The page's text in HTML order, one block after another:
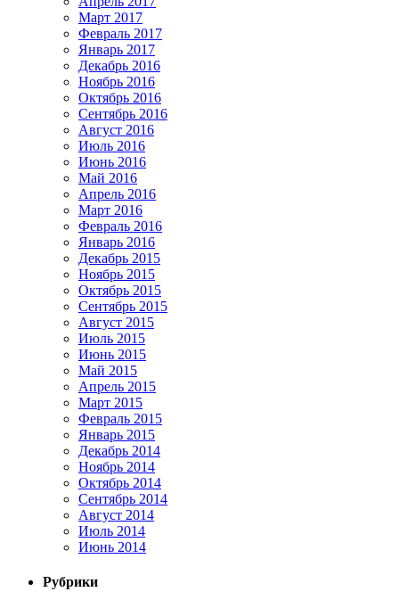
Март 2017
Февраль 2017
Январь 2017
Декабрь 2016
Ноябрь 2016
Октябрь 2016
Сентябрь 2016
Август 2016
Июль 2016
Июнь 2016
Май 2016
Апрель 2016
Март 2016
Февраль 2016
Январь 2016
Декабрь 2015
Ноябрь 2015
Октябрь 2015
Сентябрь 2015
Август 2015
Июль 2015
Июнь 2015
Май 2015
Апрель 2015
Март 2015
Февраль 2015
Январь 2015
Декабрь 2014
Ноябрь 2014
Октябрь 2014
Сентябрь 2014
Август 2014
Июль 2014
Июнь 2014
Рубрики